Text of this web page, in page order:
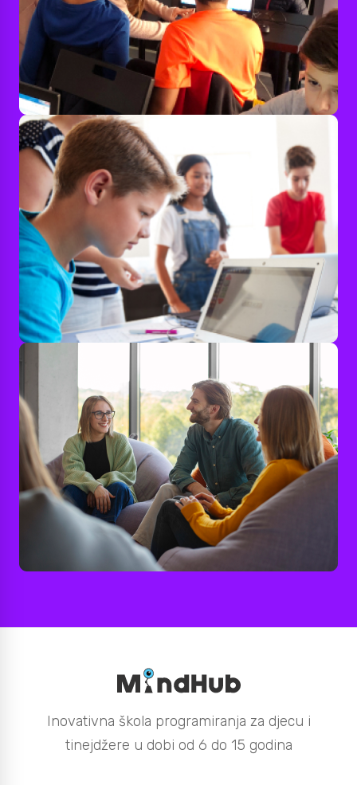
Inovativna škola programiranja za djecu i
tinejdžere u dobi od 6 do 15 godina